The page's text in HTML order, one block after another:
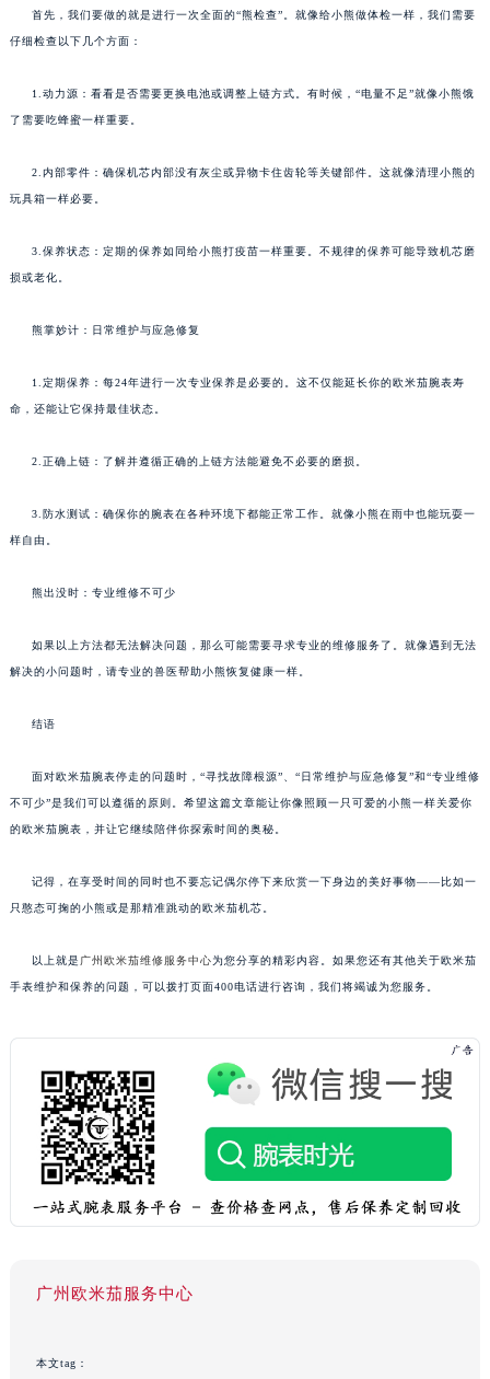
首先，我们要做的就是进行一次全面的“熊检查”。就像给小熊做体检一样，我们需要
仔细检查以下几个方面：
1.动力源：看看是否需要更换电池或调整上链方式。有时候，“电量不足”就像小熊饿
了需要吃蜂蜜一样重要。
2.内部零件：确保机芯内部没有灰尘或异物卡住齿轮等关键部件。这就像清理小熊的
玩具箱一样必要。
3.保养状态：定期的保养如同给小熊打疫苗一样重要。不规律的保养可能导致机芯磨
损或老化。
熊掌妙计：日常维护与应急修复
1.定期保养：每24年进行一次专业保养是必要的。这不仅能延长你的欧米茄腕表寿
命，还能让它保持最佳状态。
2.正确上链：了解并遵循正确的上链方法能避免不必要的磨损。
3.防水测试：确保你的腕表在各种环境下都能正常工作。就像小熊在雨中也能玩耍一
样自由。
熊出没时：专业维修不可少
如果以上方法都无法解决问题，那么可能需要寻求专业的维修服务了。就像遇到无法
解决的小问题时，请专业的兽医帮助小熊恢复健康一样。
结语
面对欧米茄腕表停走的问题时，“寻找故障根源”、“日常维护与应急修复”和“专业维修
不可少”是我们可以遵循的原则。希望这篇文章能让你像照顾一只可爱的小熊一样关爱你
的欧米茄腕表，并让它继续陪伴你探索时间的奥秘。
记得，在享受时间的同时也不要忘记偶尔停下来欣赏一下身边的美好事物——比如一
只憨态可掬的小熊或是那精准跳动的欧米茄机芯。
以上就是 广州欧米茄维修服务中心为您分享的精彩内容。如果您还有其他关于欧米茄
手表维护和保养的问题，可以拨打页面400电话进行咨询，我们将竭诚为您服务。
广州欧米茄服务中心
本文tag：